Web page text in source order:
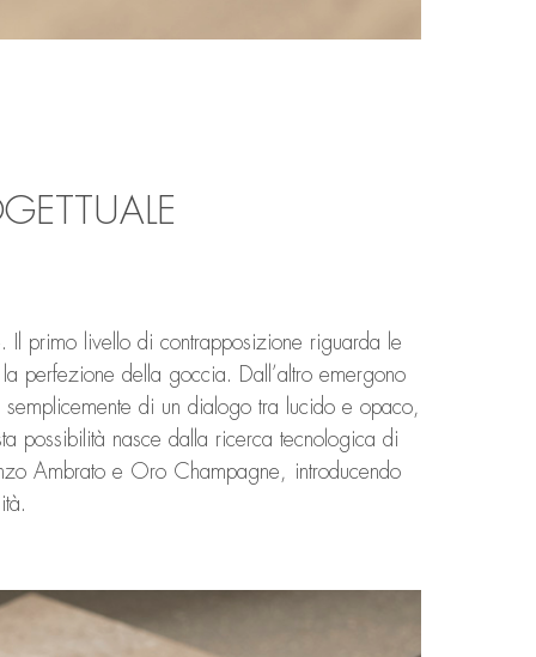
Il primo livello di contrapposizione riguarda le
perfezione della goccia. Dall’altro emergono
di un dialogo tra lucido e opaco,
possibilità nasce dalla ricerca tecnologica di
Ambrato e Oro Champagne, introducendo